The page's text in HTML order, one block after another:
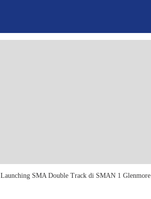
Launching SMA Double Track di SMAN 1 Glenmore